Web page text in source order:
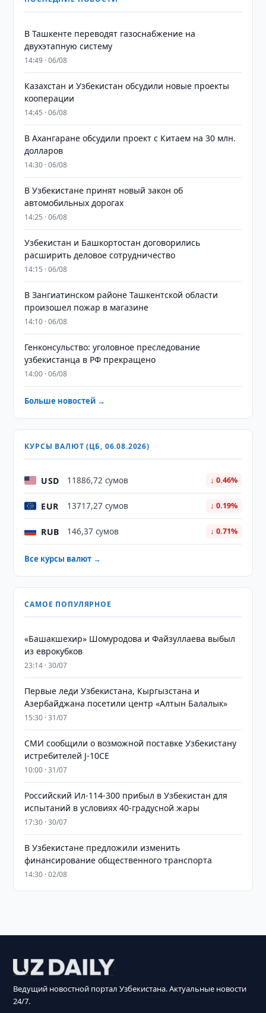
В Ташкенте переводят газоснабжение на
двухэтапную систему
14:49 · 06/08
Казахстан и Узбекистан обсудили новые проекты
кооперации
14:45 · 06/08
В Ахангаране обсудили проект с Китаем на 30 млн.
долларов
14:30 · 06/08
В Узбекистане принят новый закон об
автомобильных дорогах
14:25 · 06/08
Узбекистан и Башкортостан договорились
расширить деловое сотрудничество
14:15 · 06/08
В Зангиатинском районе Ташкентской области
произошел пожар в магазине
14:10 · 06/08
Генконсульство: уголовное преследование
узбекистанца в РФ прекращено
14:00 · 06/08
Больше новостей →
КУРСЫ ВАЛЮТ (ЦБ, 06.08.2026)
USD 11886,72 сумов ↓ 0.46%
EUR 13717,27 сумов ↓ 0.19%
RUB 146,37 сумов ↓ 0.71%
Все курсы валют →
САМОЕ ПОПУЛЯРНОЕ
«Башакшехир» Шомуродова и Файзуллаева выбыл
из еврокубков
23:14 · 30/07
Первые леди Узбекистана, Кыргызстана и
Азербайджана посетили центр «Алтын Балалык»
15:30 · 31/07
СМИ сообщили о возможной поставке Узбекистану
истребителей J-10CE
10:00 · 31/07
Российский Ил-114-300 прибыл в Узбекистан для
испытаний в условиях 40-градусной жары
17:30 · 30/07
В Узбекистане предложили изменить
финансирование общественного транспорта
14:30 · 02/08
Ведущий новостной портал Узбекистана. Актуальные новости
24/7.